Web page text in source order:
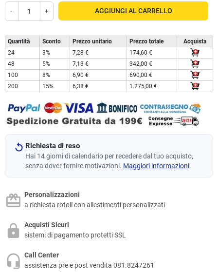
- + AGGIUNGI AL CARRELLO
Quantità Sconto Prezzo unitario Prezzo totale
Acquista
24
3% 7,28 €
174,60 €
48
5% 7,13 €
342,00 €
100
8% 6,90 €
690,00 €
200
15% 6,38 € 1.275,00 €
Richiesta di reso
Hai 14 giorni di calendario per recedere dal tuo acquisto,
senza dover fornire motivazioni. Maggiori informazioni
Personalizzazioni
a richiesta rotoli con allestimenti personalizzati
Acquisti Sicuri
sistemi di pagamento protetti SSL
Call Center
assistenza pre e post vendita 081.8247261